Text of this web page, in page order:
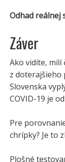
Odhad reálnej
Záver
Ako vidíte, milí
z doterajšieho
Slovenska
COVID-19 je
Pre
chrípky? Je to
Plošné